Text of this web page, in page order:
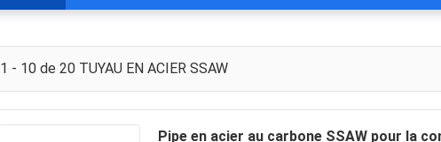
1 - 10 de 20 TUYAU EN ACIER SSAW
Pipe en acier au carbone SSAW pour la